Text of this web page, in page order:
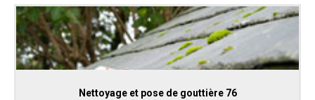
Nettoyage et pose de gouttière 76